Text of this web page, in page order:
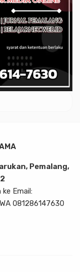
Pemalang,
Email:
081286147630